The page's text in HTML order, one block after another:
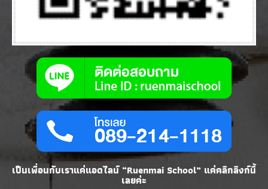
เป็นเพื่อนกับเราแค่แอดไลน์ “Ruenmai School” แค่คลิกลิงก์นี้
เลยค่ะ